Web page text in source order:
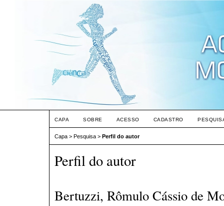
CAPA SOBRE ACESSO CADASTRO
Capa > Pesquisa > Perfil do autor
Perfil do autor
Bertuzzi, Rômulo Cássio de